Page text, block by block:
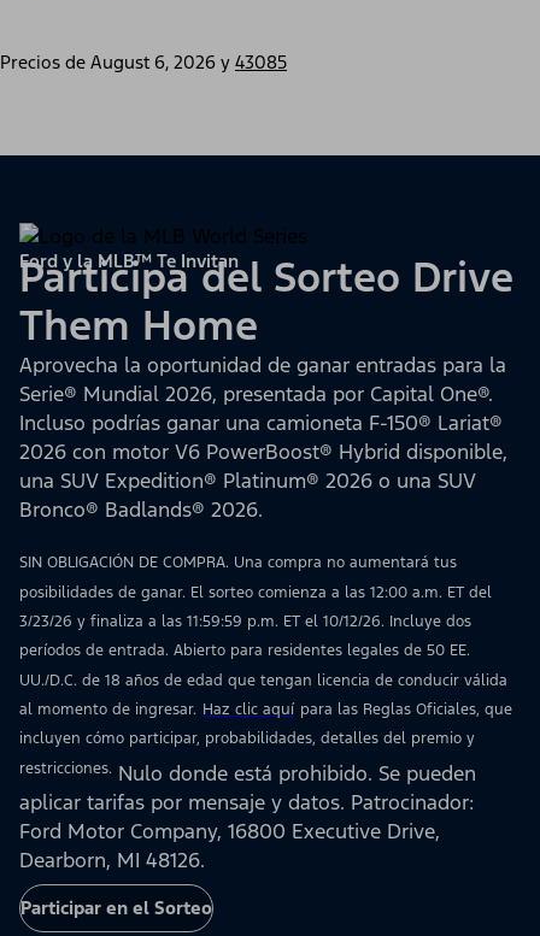
Precios de August 6, 2026 y 43085
Ford y la MLB™ Te Invitan
Participa del Sorteo Drive
Them Home
Aprovecha la oportunidad de ganar entradas para la
Serie® Mundial 2026, presentada por Capital One®.
Incluso podrías ganar una camioneta F-150® Lariat®
2026 con motor V6 PowerBoost® Hybrid disponible,
una SUV Expedition® Platinum® 2026 o una SUV
Bronco® Badlands® 2026.
SIN OBLIGACIÓN DE COMPRA. Una compra no aumentará tus
posibilidades de ganar. El sorteo comienza a las 12:00 a.m. ET del
3/23/26 y finaliza a las 11:59:59 p.m. ET el 10/12/26. Incluye dos
períodos de entrada. Abierto para residentes legales de 50 EE.
UU./D.C. de 18 años de edad que tengan licencia de conducir válida
al momento de ingresar. Haz clic aquí para las Reglas Oficiales, que
incluyen cómo participar, probabilidades, detalles del premio y
restricciones. Nulo donde está prohibido. Se pueden
aplicar tarifas por mensaje y datos. Patrocinador:
Ford Motor Company, 16800 Executive Drive,
Dearborn, MI 48126.
Participar en el Sorteo